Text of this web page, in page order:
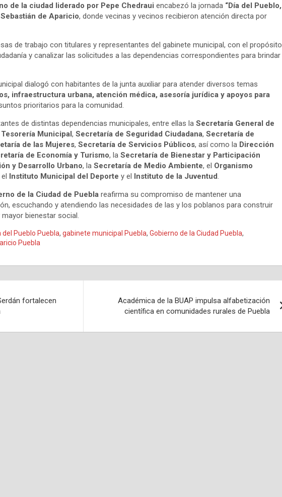
de la ciudad liderado por Pepe Chedraui encabezó la jornada “Día del Pueblo,
de Aparicio, donde vecinas y vecinos recibieron atención directa por
de trabajo con titulares y representantes del gabinete municipal, con el propósito
y canalizar las solicitudes a las dependencias correspondientes para brindar
dialogó con habitantes de la junta auxiliar para atender diversos temas
infraestructura urbana, atención médica, asesoría jurídica y apoyos para
prioritarios para la comunidad.
de distintas dependencias municipales, entre ellas la Secretaría General de
Tesorería Municipal, Secretaría de Seguridad Ciudadana, Secretaría de
de las Mujeres, Secretaría de Servicios Públicos, así como la Dirección
de Economía y Turismo, la Secretaría de Bienestar y Participación
y Desarrollo Urbano, la Secretaría de Medio Ambiente, el Organismo
el Instituto Municipal del Deporte y el Instituto de la Juventud.
de la Ciudad de Puebla reafirma su compromiso de mantener una
escuchando y atendiendo las necesidades de las y los poblanos para construir
bienestar social.
del Pueblo Puebla, gabinete municipal Puebla, Gobierno de la Ciudad Puebla,
Puebla
fortalecen
Académica de la BUAP impulsa alfabetización
científica en comunidades rurales de Puebla